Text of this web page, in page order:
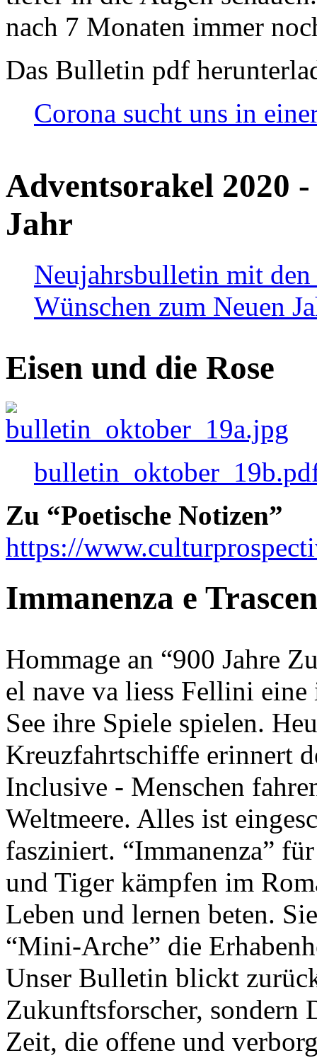
nach 7 Monaten immer
Das Bulletin pdf
Corona sucht uns in
Adventsorakel 2020
Jahr
Neujahrsbulletin mit den
Wünschen zum Neuen
Eisen und die Rose
Zu “Poetische Notizen”
https://
Immanenza e
Hommage an “900 Jahre
el nave va liess Fellini
See ihre Spiele spielen.
Kreuzfahrtschiffe erinnert
Inclusive - Menschen
Weltmeere. Alles ist
fasziniert. “Immanenza”
und Tiger kämpfen im
Leben und lernen beten.
“Mini-Arche” die
Unser Bulletin blickt
Zukunftsforscher, sondern
Zeit, die offene und